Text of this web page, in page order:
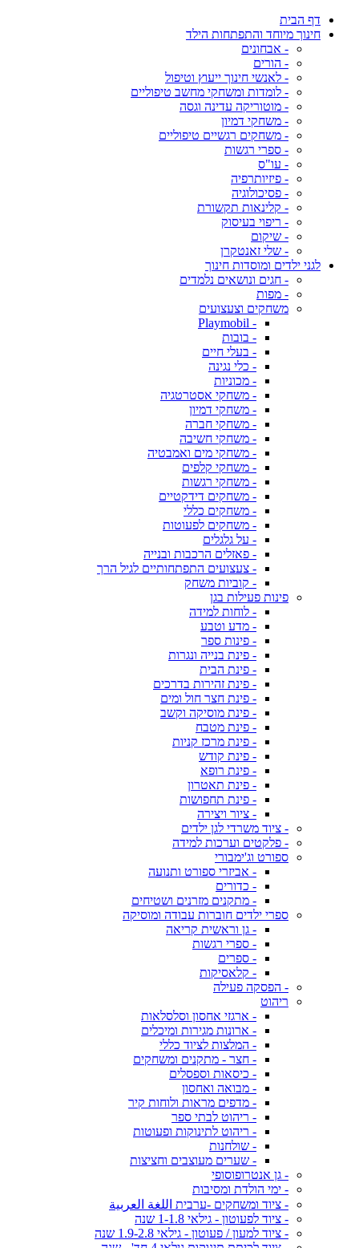
דף הבית
חינוך מיוחד והתפתחות הילד
- אבחונים
- הורים
- לאנשי חינוך ייעוץ וטיפול
- לומדות ומשחקי מחשב טיפוליים
- מוטוריקה עדינה וגסה
- משחקי דמיון
- משחקים רגשיים טיפוליים
- ספרי רגשות
- עו"ס
- פיזיותרפיה
- פסיכולוגיה
- קלינאות תקשורת
- ריפוי בעיסוק
- שיקום
- שלי זאנטקרן
לגני ילדים ומוסדות חינוך
- חגים ונושאים נלמדים
- מפות
משחקים וצעצועים
- Playmobil
- בובות
- בעלי חיים
- כלי נגינה
- מכוניות
- משחקי אסטרטגיה
- משחקי דמיון
- משחקי חברה
- משחקי חשיבה
- משחקי מים ואמבטיה
- משחקי קלפים
- משחקי רגשות
- משחקים דידקטיים
- משחקים כללי
- משחקים לפעוטות
- על גלגלים
- פאזלים הרכבות ובנייה
- צעצועים התפתחותיים לגיל הרך
- קוביות משחק
פינות פעילות בגן
- לוחות למידה
- מדע וטבע
- פינות ספר
- פינת בנייה ונגרות
- פינת הבית
- פינת זהירות בדרכים
- פינת חצר חול ומים
- פינת מוסיקה וקשב
- פינת מטבח
- פינת מרכז קניות
- פינת קודש
- פינת רופא
- פינת תאטרון
- פינת תחפושות
- ציור ויצירה
- ציוד משרדי לגן ילדים
- פלקטים וערכות למידה
ספורט וג'ימבורי
- אביזרי ספורט ותנועה
- כדורים
- מתקנים מזרנים ושטיחים
ספרי ילדים חוברות עבודה ומוסיקה
- גן וראשית קריאה
- ספרי רגשות
- ספרים
- קלאסיקות
- הפסקה פעילה
ריהוט
- ארגזי אחסון וסלסלאות
- ארונות מגירות ומיכלים
- המלצות לציוד כללי
- חצר - מתקנים ומשחקים
- כיסאות וספסלים
- מבואה ואחסון
- מדפים מראות ולוחות קיר
- ריהוט לבתי ספר
- ריהוט לתינוקות ופעוטות
- שולחנות
- שערים מעוצבים וחציצות
- גן אנטרופוסופי
- ימי הולדת ומסיבות
- ציוד ומשחקים -ערבית اللغة العربية
- ציוד לפעוטון - גילאי 1-1.8 שנה
- ציוד למעון / פעוטון - גילאי 1.9-2.8 שנה